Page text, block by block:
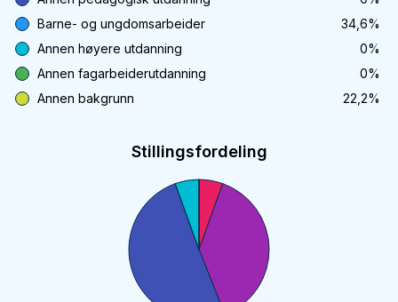
Barne- og ungdomsarbeider
34,6%
Annen høyere utdanning
0%
Annen fagarbeiderutdanning
0%
Annen bakgrunn
22,2%
Stillingsfordeling